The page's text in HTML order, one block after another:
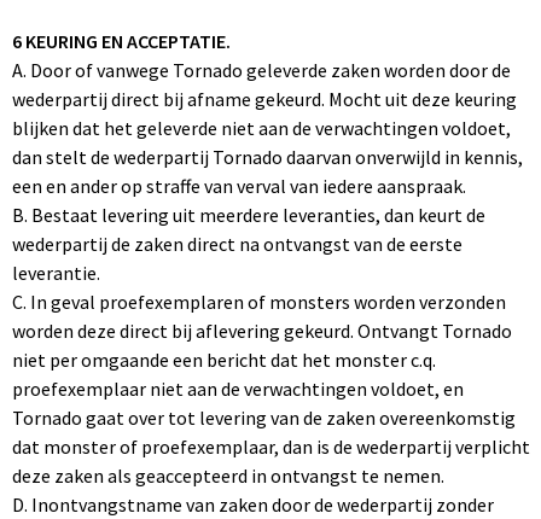
6 KEURING EN ACCEPTATIE.
A. Door of vanwege Tornado geleverde zaken worden door de
wederpartij direct bij afname gekeurd. Mocht uit deze keuring
blijken dat het geleverde niet aan de verwachtingen voldoet,
dan stelt de wederpartij Tornado daarvan onverwijld in kennis,
een en ander op straffe van verval van iedere aanspraak.
B. Bestaat levering uit meerdere leveranties, dan keurt de
wederpartij de zaken direct na ontvangst van de eerste
leverantie.
C. In geval proefexemplaren of monsters worden verzonden
worden deze direct bij aflevering gekeurd. Ontvangt Tornado
niet per omgaande een bericht dat het monster c.q.
proefexemplaar niet aan de verwachtingen voldoet, en
Tornado gaat over tot levering van de zaken overeenkomstig
dat monster of proefexemplaar, dan is de wederpartij verplicht
deze zaken als geaccepteerd in ontvangst te nemen.
D. Inontvangstname van zaken door de wederpartij zonder